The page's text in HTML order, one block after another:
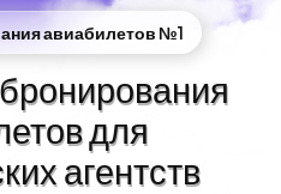
авиабилетов №1
для
агентств